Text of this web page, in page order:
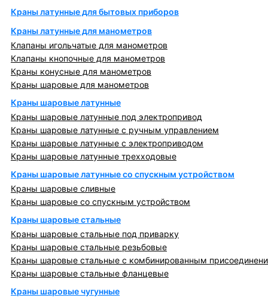
Краны латунные для бытовых приборов
Краны латунные для манометров
Клапаны игольчатые для манометров
Клапаны кнопочные для манометров
Краны конусные для манометров
Краны шаровые для манометров
Краны шаровые латунные
Краны шаровые латунные под электропривод
Краны шаровые латунные с ручным управлением
Краны шаровые латунные с электроприводом
Краны шаровые латунные трехходовые
Краны шаровые латунные со спускным устройством
Краны шаровые сливные
Краны шаровые со спускным устройством
Краны шаровые стальные
Краны шаровые стальные под приварку
Краны шаровые стальные резьбовые
Краны шаровые стальные с комбинированным
Краны шаровые стальные фланцевые
Краны шаровые чугунные